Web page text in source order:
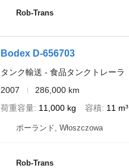
Rob-Trans
Bodex D-656703
タンク輸送 - 食品タンクトレーラ
2007
286,000 km
荷重容量 11,000 kg 容積 11 m³
ポーランド, Włoszczowa
Rob-Trans